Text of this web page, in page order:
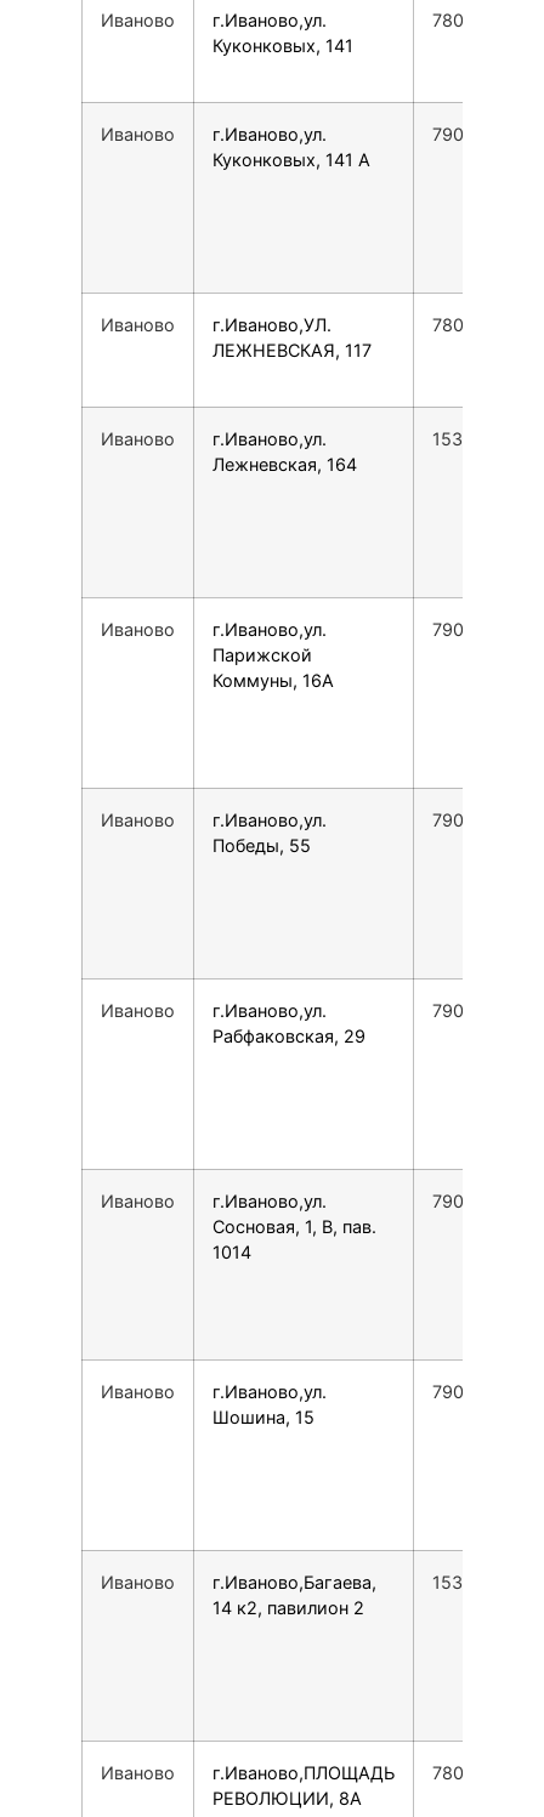
Иваново
г.Иваново,ул.
Куконковых, 141
Иваново
г.Иваново,ул.
Куконковых, 141 А
Иваново
г.Иваново,УЛ.
ЛЕЖНЕВСКАЯ, 117
Иваново
г.Иваново,ул.
Лежневская, 164
Иваново
г.Иваново,ул.
Парижской
Коммуны, 16А
Иваново
г.Иваново,ул.
Победы, 55
Иваново
г.Иваново,ул.
Рабфаковская, 29
Иваново
г.Иваново,ул.
Сосновая, 1, В, пав.
1014
Иваново
г.Иваново,ул.
Шошина, 15
Иваново
г.Иваново,Багаева,
14 к2, павилион 2
Иваново
г.Иваново,ПЛОЩАДЬ
РЕВОЛЮЦИИ, 8А